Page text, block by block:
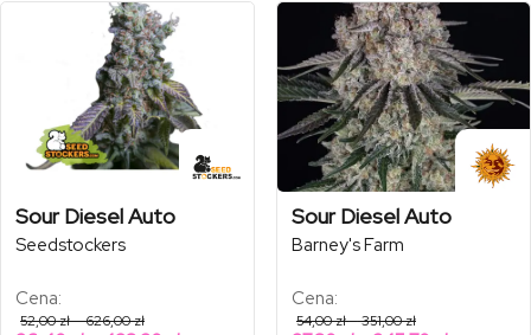
351,00 zł37,80 zł
do
1869,00 zł
1308,30
Sour Diesel Auto
Seedstockers
Cena:
52,00zł–626,00złZakres
Sour Diesel Auto
Barney's Farm
Cena:
54,00zł–351,00złZakres